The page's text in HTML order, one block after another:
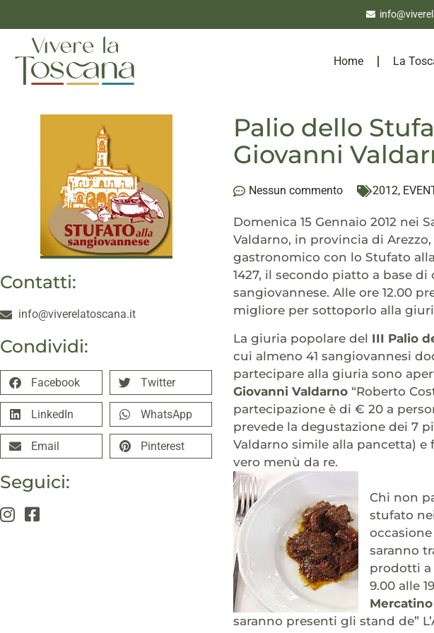
Home La
Contatti:
info@viverelatoscana.it
Condividi:
Facebook Twitter
LinkedIn WhatsApp
Email Pinterest
Seguici:
Palio dello
Giovanni
Nessun commento 2012,
Domenica 15 Gennaio 2012 nei
Valdarno, in provincia di Arezzo,
gastronomico con lo Stufato
1427, il secondo piatto a base
sangiovannese. Alle ore 12.00
migliore per sottoporlo alla
La giuria popolare del III Palio
cui almeno 41 sangiovannesi
partecipare alla giuria sono
Giovanni Valdarno “Roberto
partecipazione è di € 20 a
prevede la degustazione dei 7
Valdarno simile alla pancetta)
vero menù da re.
Chi non
stufato
saranno
prodotti a
9.00 alle
saranno presenti gli stand de”